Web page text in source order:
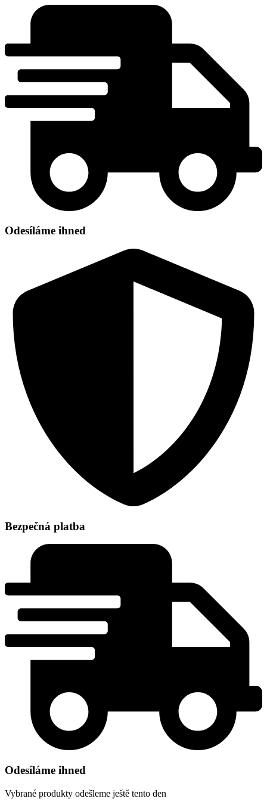
Odesíláme ihned
Bezpečná platba
Odesíláme ihned
Vybrané produkty odešleme ještě tento den